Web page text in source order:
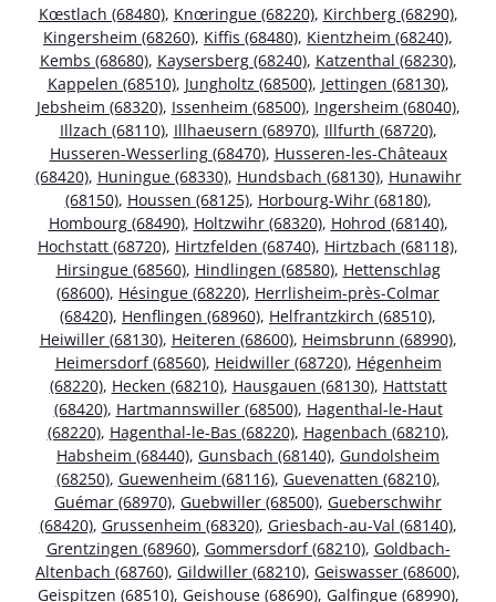
Kœstlach (68480), Knœringue (68220), Kirchberg (68290),
Kingersheim (68260), Kiffis (68480), Kientzheim (68240),
Kembs (68680), Kaysersberg (68240), Katzenthal (68230),
Kappelen (68510), Jungholtz (68500), Jettingen (68130),
Jebsheim (68320), Issenheim (68500), Ingersheim (68040),
Illzach (68110), Illhaeusern (68970), Illfurth (68720),
Husseren-Wesserling (68470), Husseren-les-Châteaux
(68420), Huningue (68330), Hundsbach (68130), Hunawihr
(68150), Houssen (68125), Horbourg-Wihr (68180),
Hombourg (68490), Holtzwihr (68320), Hohrod (68140),
Hochstatt (68720), Hirtzfelden (68740), Hirtzbach (68118),
Hirsingue (68560), Hindlingen (68580), Hettenschlag
(68600), Hésingue (68220), Herrlisheim-près-Colmar
(68420), Henflingen (68960), Helfrantzkirch (68510),
Heiwiller (68130), Heiteren (68600), Heimsbrunn (68990),
Heimersdorf (68560), Heidwiller (68720), Hégenheim
(68220), Hecken (68210), Hausgauen (68130), Hattstatt
(68420), Hartmannswiller (68500), Hagenthal-le-Haut
(68220), Hagenthal-le-Bas (68220), Hagenbach (68210),
Habsheim (68440), Gunsbach (68140), Gundolsheim
(68250), Guewenheim (68116), Guevenatten (68210),
Guémar (68970), Guebwiller (68500), Gueberschwihr
(68420), Grussenheim (68320), Griesbach-au-Val (68140),
Grentzingen (68960), Gommersdorf (68210), Goldbach-
Altenbach (68760), Gildwiller (68210), Geiswasser (68600),
Geispitzen (68510), Geishouse (68690), Galfingue (68990),